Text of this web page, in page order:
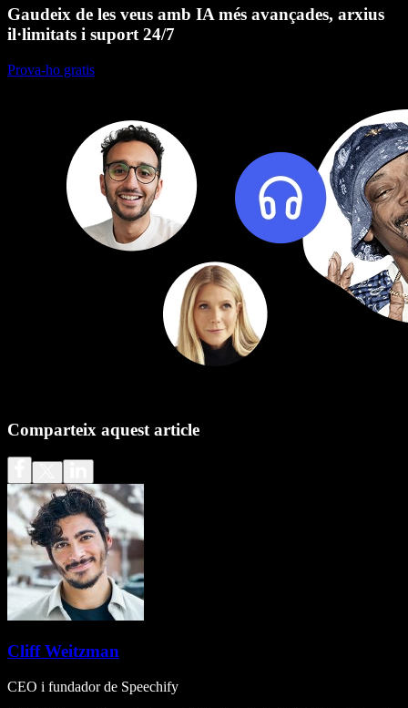
Gaudeix de les veus amb IA més avançades, arxius
il·limitats i suport 24/7
Prova-ho gratis
Comparteix aquest article
Cliff Weitzman
CEO i fundador de Speechify